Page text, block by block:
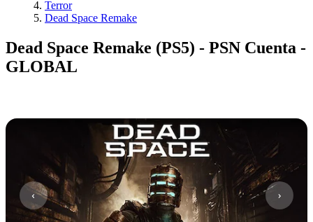
Terror
Dead Space Remake
Dead Space Remake (PS5) - PSN Cuenta -
GLOBAL